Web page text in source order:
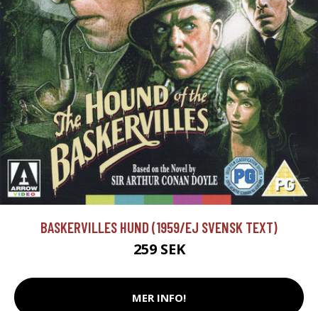
BASKERVILLES HUND (1959/EJ SVENSK TEXT)
259 SEK
MER INFO!